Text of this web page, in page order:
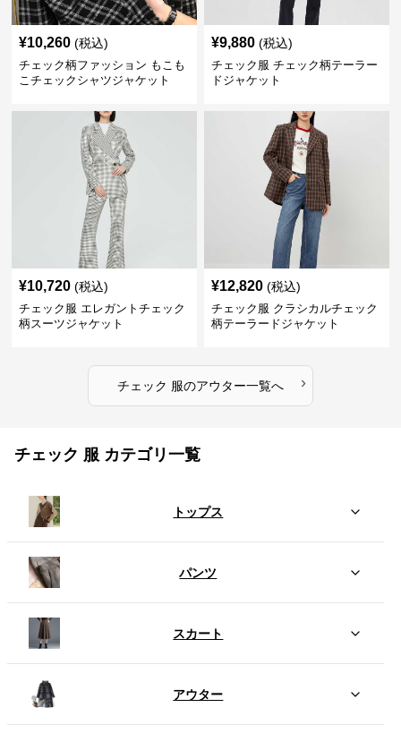
¥10,260 (税込)
チェック柄ファッション もこも
こチェックシャツジャケット
¥9,880 (税込)
チェック服 チェック柄テーラー
ドジャケット
¥10,720 (税込)
チェック服 エレガントチェック
柄スーツジャケット
¥12,820 (税込)
チェック服 クラシカルチェック
柄テーラードジャケット
チェック 服のアウター一覧へ ›
チェック 服 カテゴリ一覧
トップス
パンツ
スカート
アウター